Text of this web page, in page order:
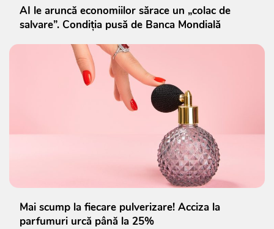
AI le aruncă economiilor sărace un „colac de
salvare”. Condiția pusă de Banca Mondială
Mai scump la fiecare pulverizare! Acciza la
parfumuri urcă până la 25%